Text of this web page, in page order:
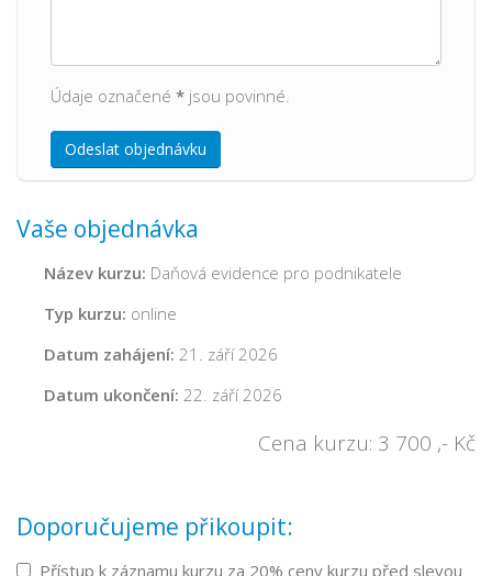
Údaje označené * jsou povinné.
Odeslat objednávku
Vaše objednávka
Název kurzu: Daňová evidence pro podnikatele
Typ kurzu: online
Datum zahájení: 21. září 2026
Datum ukončení: 22. září 2026
Cena kurzu: 3 700 ,- Kč
Doporučujeme přikoupit:
Přístup k záznamu kurzu za 20% ceny kurzu před slevou